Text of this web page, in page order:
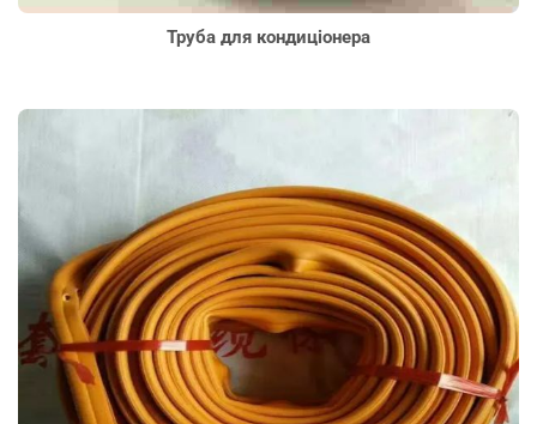
Труба для кондиціонера